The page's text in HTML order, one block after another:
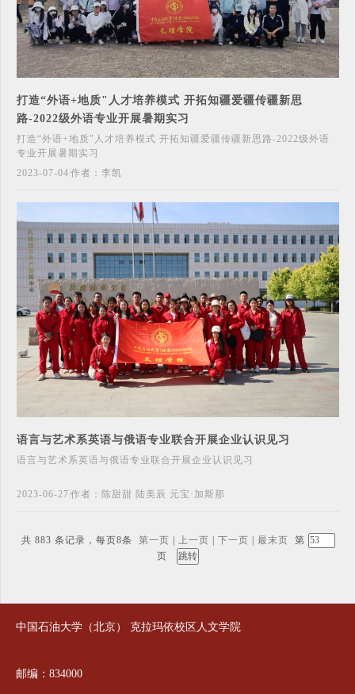
打造“外语+地质"人才培养模式 开拓知疆爱疆传疆新思
路-2022级外语专业开展暑期实习
打造“外语+地质"人才培养模式 开拓知疆爱疆传疆新思路-2022级外语
专业开展暑期实习
2023-07-04 作者：李凯
语言与艺术系英语与俄语专业联合开展企业认识见习
语言与艺术系英语与俄语专业联合开展企业认识见习
2023-06-27 作者：陈甜甜 陆美辰 元宝·加斯那
共 883 条记录，每页8条 第一页 上一页 下一页 最末页 第
页
中国石油大学（北京） 克拉玛依校区人文学院
邮编：834000